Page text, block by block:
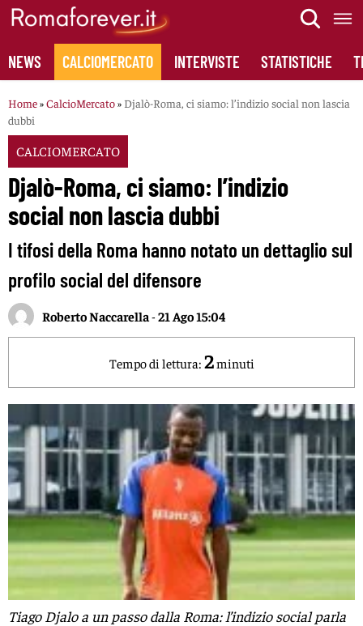
Skip
content
NEWS CALCIOMERCATO INTERVISTE STATISTICHE
Home»CalcioMercato» Djalò-Roma, ci siamo: l’indizio social non lascia
dubbi
CALCIOMERCATO
Djalò-Roma, ci siamo: l’indizio
social non lascia dubbi
I tifosi della Roma hanno notato un dettaglio sul
profilo social del difensore
Roberto Naccarella -21 Ago 15:04
Tempo di lettura: 2minuti
Tiago Djalo a un passo dalla Roma: l’indizio social parla